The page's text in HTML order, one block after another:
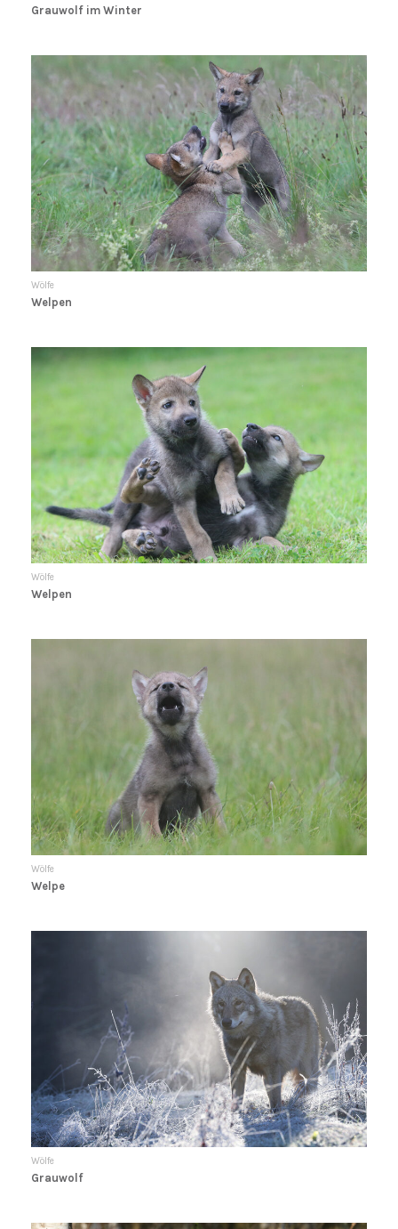
Grauwolf im Winter
Wölfe
Welpen
Wölfe
Welpen
Wölfe
Welpe
Wölfe
Grauwolf